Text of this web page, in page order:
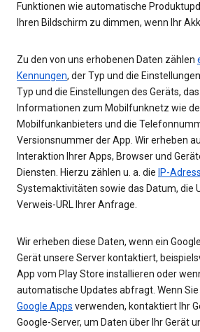
Funktionen wie automatische
Ihren Bildschirm zu dimmen, wenn Ihr
Zu den von uns erhobenen Daten zählen
Kennungen, der Typ und die
Typ und die Einstellungen des Geräts,
Informationen zum Mobilfunknetz wie
Mobilfunkanbieters und die
Versionsnummer der App. Wir erheben
Interaktion Ihrer Apps, Browser und
Diensten. Hierzu zählen u. a. die IP-
Systemaktivitäten sowie das Datum, die
Verweis-URL Ihrer Anfrage.
Wir erheben diese Daten, wenn ein
Gerät unsere Server kontaktiert,
App vom Play Store installieren oder
automatische Updates abfragt. Wenn Sie
Google Apps verwenden, kontaktiert Ihr
Google-Server, um Daten über Ihr Gerät